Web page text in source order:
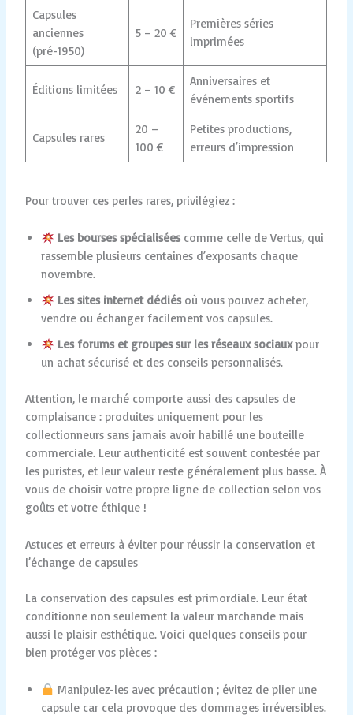
Capsules
anciennes
(pré-1950)
5 – 20 €
Premières séries
imprimées
Éditions limitées 2 – 10 €
Anniversaires et
événements sportifs
Capsules rares
20 –
100 €
Petites productions,
erreurs d’impression
Pour trouver ces perles rares, privilégiez :
Les bourses spécialiséescomme celle de Vertus, qui
rassemble plusieurs centaines d’exposants chaque
novembre.
Les sites internet dédiésoù vous pouvez acheter,
vendre ou échanger facilement vos capsules.
Les forums et groupes sur les réseaux sociauxpour
un achat sécurisé et des conseils personnalisés.
Attention, le marché comporte aussi des capsules de
complaisance : produites uniquement pour les
collectionneurs sans jamais avoir habillé une bouteille
commerciale. Leur authenticité est souvent contestée par
les puristes, et leur valeur reste généralement plus basse. À
vous de choisir votre propre ligne de collection selon vos
goûts et votre éthique !
Astuces et erreurs à éviter pour réussir la conservation et
l’échange de capsules
La conservation des capsules est primordiale. Leur état
conditionne non seulement la valeur marchande mais
aussi le plaisir esthétique. Voici quelques conseils pour
bien protéger vos pièces :
Manipulez-les avec précaution ; évitez de plier une
capsule car cela provoque des dommages irréversibles.